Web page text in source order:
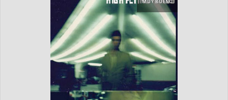
MUY BUENO